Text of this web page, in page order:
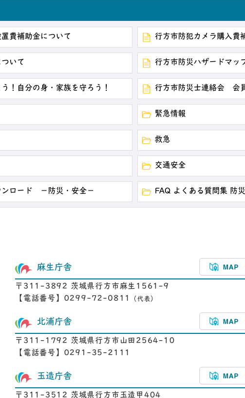
費補助金について 行方市防犯カメラ購入費
いて 行方市防災ハザードマッ
！自分の身・家族を守ろう！ 行方市防災士連絡会 会
緊急情報
救急
交通安全
ンロード －防災・安全－ FAQ よくある質問集 防
麻生庁舎
〒311-3892 茨城県行方市麻生1561-9
【電話番号】0299-72-0811
（代表）
北浦庁舎
〒311-1792 茨城県行方市山田2564-10
【電話番号】0291-35-2111
玉造庁舎
〒311-3512 茨城県行方市玉造甲404